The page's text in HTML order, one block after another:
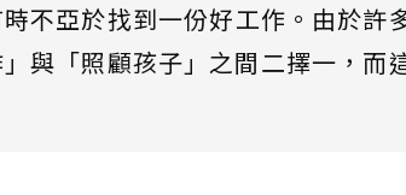
不亞於找到一份好工作。由於許
與「照顧孩子」之間二擇一，而